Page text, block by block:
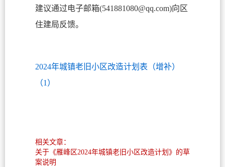
建议通过电子邮箱(541881080@qq.com)向区
住建局反馈。
2024年城镇老旧小区改造计划表（增补）
（1）
相关文章：
关于《雁峰区2024年城镇老旧小区改造计划》的草
案说明